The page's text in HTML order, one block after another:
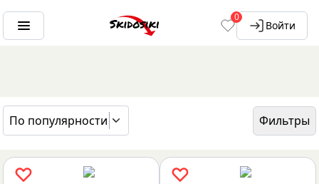
0
Войти
По популярности
Фильтры
ГЛАВНАЯ
БРЕНДЫ